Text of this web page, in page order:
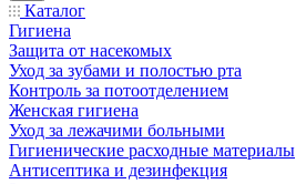
Каталог
Гигиена
Защита от насекомых
Уход за зубами и полостью рта
Контроль за потоотделением
Женская гигиена
Уход за лежачими больными
Гигиенические расходные материалы
Антисептика и дезинфекция